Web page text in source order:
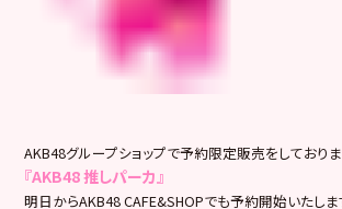
AKB48グループショップで予約限定販売をしており
『AKB48 推しパーカ』
明日からAKB48 CAFE&SHOPでも予約開始いたしま